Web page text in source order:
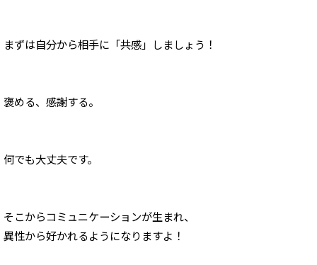
まずは自分から相手に「共感」しましょう！
褒める、感謝する。
何でも大丈夫です。
そこからコミュニケーションが生まれ、
異性から好かれるようになりますよ！